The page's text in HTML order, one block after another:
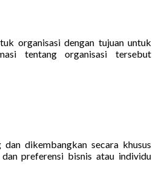
organisasi dengan tujuan untuk
tentang organisasi tersebut
dikembangkan secara khusus
preferensi bisnis atau individu